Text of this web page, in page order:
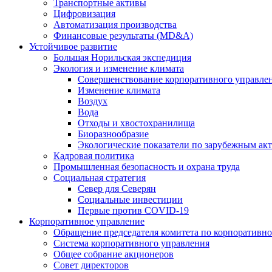
Транспортные активы
Цифровизация
Автоматизация производства
Финансовые результаты (MD&A)
Устойчивое развитие
Большая Норильская экспедиция
Экология и изменение климата
Совершенствование корпоративного
Изменение климата
Воздух
Вода
Отходы и хвостохранилища
Биоразнообразие
Экологические показатели по зарубежным
Кадровая политика
Промышленная безопасность и охрана труда
Социальная стратегия
Север для Северян
Социальные инвестиции
Первые против COVID‑19
Корпоративное управление
Обращение председателя комитета по
Система корпоративного управления
Общее собрание акционеров
Совет директоров